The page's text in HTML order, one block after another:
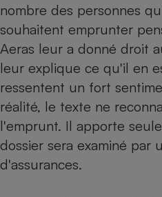
nombre des personnes
souhaitent emprunter
Aeras leur a donné droit
leur explique ce qu'il en
ressentent un fort
réalité, le texte ne
l'emprunt. Il apporte
dossier sera examiné par
d'assurances.